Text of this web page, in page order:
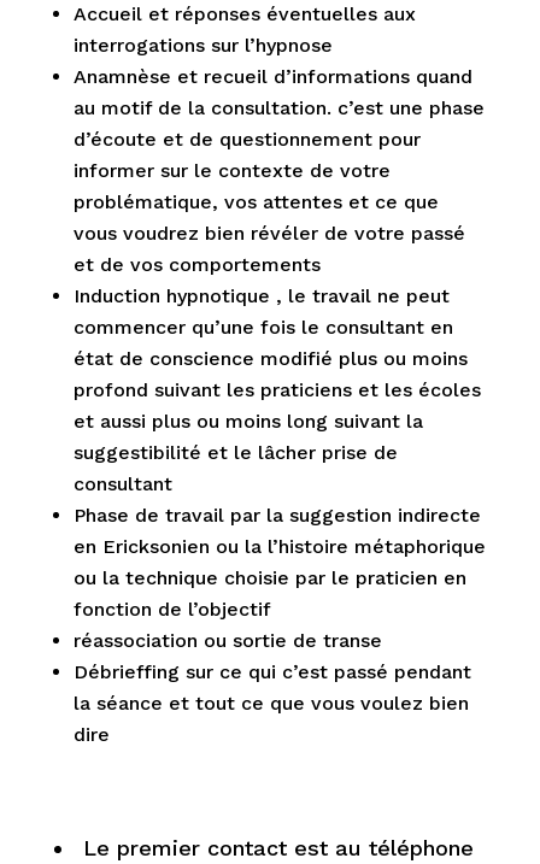
Accueil et réponses éventuelles aux
interrogations sur l’hypnose
Anamnèse et recueil d’informations quand
au motif de la consultation. c’est une phase
d’écoute et de questionnement pour
informer sur le contexte de votre
problématique, vos attentes et ce que
vous voudrez bien révéler de votre passé
et de vos comportements
Induction hypnotique , le travail ne peut
commencer qu’une fois le consultant en
état de conscience modifié plus ou moins
profond suivant les praticiens et les écoles
et aussi plus ou moins long suivant la
suggestibilité et le lâcher prise de
consultant
Phase de travail par la suggestion indirecte
en Ericksonien ou la l’histoire métaphorique
ou la technique choisie par le praticien en
fonction de l’objectif
réassociation ou sortie de transe
Débrieffing sur ce qui c’est passé pendant
la séance et tout ce que vous voulez bien
dire
Le premier contact est au téléphone